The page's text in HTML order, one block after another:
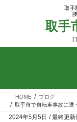
ツ
ッ
シ
移
取手
取手
HOME
ブログ
取手市で自転車事故に遭
2024年5月5日 / 最終更新